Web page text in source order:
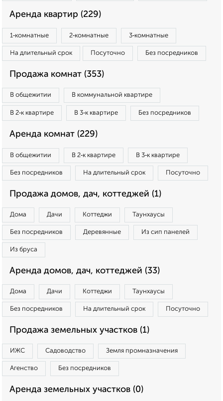
Аренда квартир (229)
1‑комнатные 2‑комнатные 3‑комнатные
На длительный срок Посуточно Без посредников
Продажа комнат (353)
В общежитии В коммунальной квартире
В 2‑к квартире В 3‑к квартире Без посредников
Аренда комнат (229)
В общежитии В 2‑к квартире В 3‑к квартире
Без посредников На длительный срок Посуточно
Продажа домов, дач, коттеджей (1)
Дома Дачи Коттеджи Таунхаусы
Без посредников Деревянные Из сип панелей
Из бруса
Аренда домов, дач, коттеджей (33)
Дома Дачи Коттеджи Таунхаусы
Без посредников На длительный срок Посуточно
Продажа земельных участков (1)
ИЖС Садоводство Земля промназначения
Агенство Без посредников
Аренда земельных участков (0)